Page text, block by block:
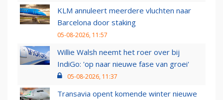
KLM annuleert meerdere vluchten naar
Barcelona door staking
05-08-2026, 11:57
Willie Walsh neemt het roer over bij
IndiGo: 'op naar nieuwe fase van groei'
05-08-2026, 11:37
Transavia opent komende winter nieuwe